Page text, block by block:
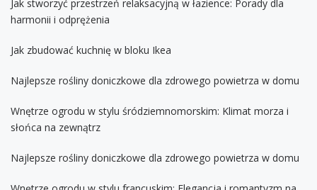
Jak stworzyć przestrzeń relaksacyjną w łazience: Porady dla
harmonii i odprężenia
Jak zbudować kuchnię w bloku Ikea
Najlepsze rośliny doniczkowe dla zdrowego powietrza w domu
Wnętrze ogrodu w stylu śródziemnomorskim: Klimat morza i
słońca na zewnątrz
Najlepsze rośliny doniczkowe dla zdrowego powietrza w domu